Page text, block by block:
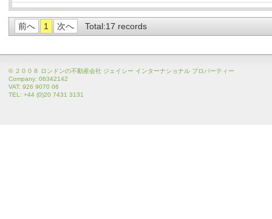
前へ 1 次へ Total:17 records
© ２００８ ロンドンの不動産会社 ジェイシー インターナショナル プロパーティー
Company: 06342142
VAT: 926 9070 06
TEL: +44 (0)20 7431 3131